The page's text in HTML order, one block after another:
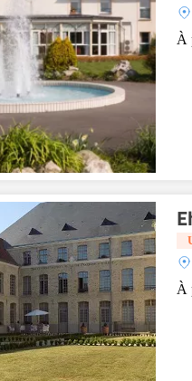
À
À